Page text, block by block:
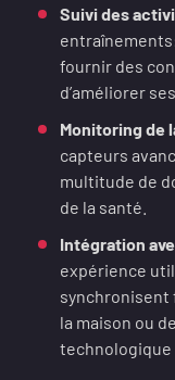
Suivi des
fournir des
d’améliorer
Monitoring de
capteurs
multitude de
de la santé.
Intégration
expérience
synchronisent
la maison ou
technologique